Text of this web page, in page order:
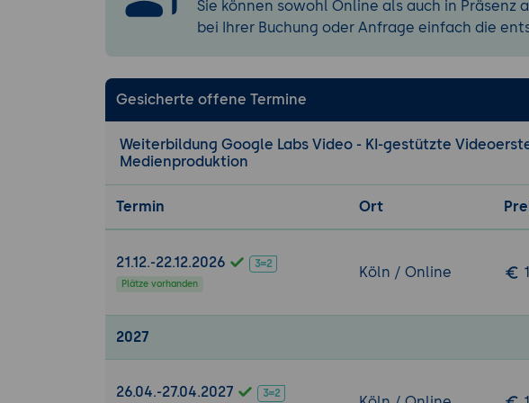
Sie können sowohl Online als auch in Präsenz
bei Ihrer Buchung oder Anfrage einfach die
Gesicherte offene Termine
Weiterbildung Google Labs Video - KI-gestützte
Medienproduktion
Termin Ort
21.12.-22.12.2026
Plätze vorhanden
Köln / Online
2027
26.04.-27.04.2027